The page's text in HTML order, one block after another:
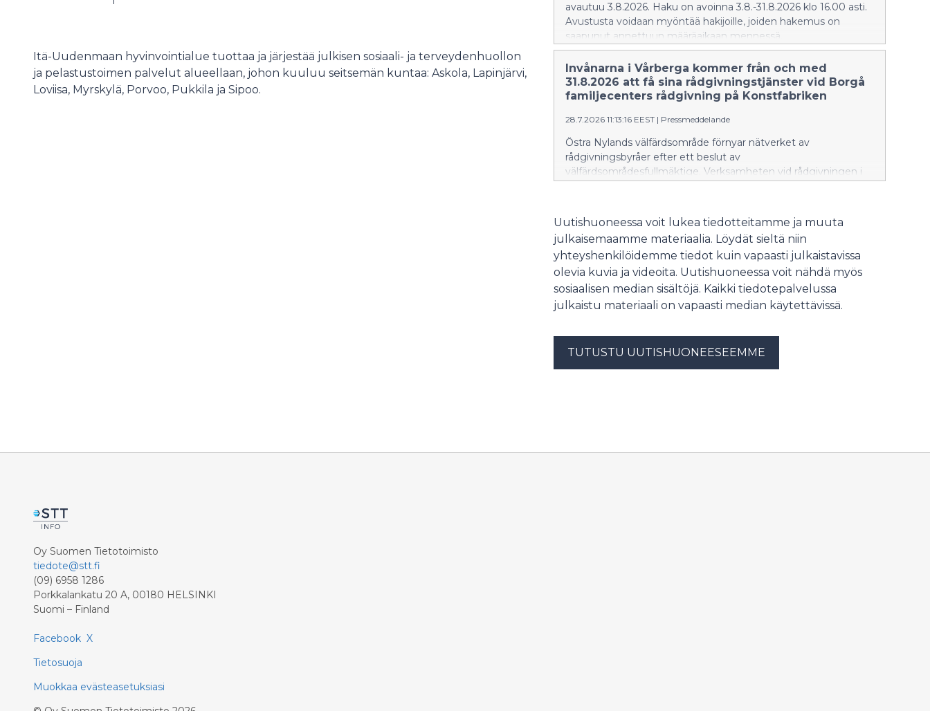
Itä-Uudenmaan hyvinvointialue tuottaa ja järjestää julkisen sosiaali- ja terveydenhuollon
ja pelastustoimen palvelut alueellaan, johon kuuluu seitsemän kuntaa: Askola, Lapinjärvi,
Loviisa, Myrskylä, Porvoo, Pukkila ja Sipoo.
avautuu 3.8.2026. Haku on avoinna 3.8.-31.8.2026 klo 16.00 asti.
Avustusta voidaan myöntää hakijoille, joiden hakemus on
saapunut annettuun määräaikaan mennessä.
Invånarna i Vårberga kommer från och med
31.8.2026 att få sina rådgivningstjänster vid Borgå
familjecenters rådgivning på Konstfabriken
28.7.2026 11:13:16 EEST | Pressmeddelande
Östra Nylands välfärdsområde förnyar nätverket av
rådgivningsbyråer efter ett beslut av
välfärdsområdesfullmäktige. Verksamheten vid rådgivningen i
rådgivning på Konstfabriken.
Uutishuoneessa voit lukea tiedotteitamme ja muuta
julkaisemaamme materiaalia. Löydät sieltä niin
yhteyshenkilöidemme tiedot kuin vapaasti julkaistavissa
olevia kuvia ja videoita. Uutishuoneessa voit nähdä myös
sosiaalisen median sisältöjä. Kaikki tiedotepalvelussa
julkaistu materiaali on vapaasti median käytettävissä.
TUTUSTU UUTISHUONEESEEMME
Oy Suomen Tietotoimisto
tiedote@stt.fi
(09) 6958 1286
Porkkalankatu 20 A, 00180 HELSINKI
Suomi – Finland
Facebook X
Tietosuoja
Muokkaa evästeasetuksiasi